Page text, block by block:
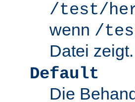
/test/
wenn /
Datei zeigt.
Default
Die